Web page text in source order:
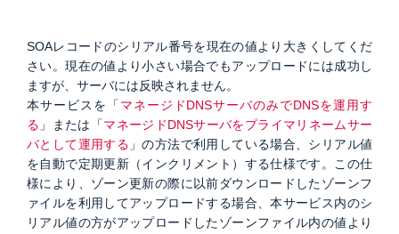
SOAレコードのシリアル番号を現在の値より大きくしてくだ
さい。現在の値より小さい場合でもアップロードには成功し
ますが、サーバには反映されません。
本サービスを「 マネージドDNSサーバのみでDNSを運用す
る 」または「マネージドDNSサーバをプライマリネームサー
バとして運用する 」の方法で利用している場合、シリアル値
を自動で定期更新（インクリメント）する仕様です。この仕
様により、ゾーン更新の際に以前ダウンロードしたゾーンフ
ァイルを利用してアップロードする場合、本サービス内のシ
リアル値の方がアップロードしたゾーンファイル内の値より